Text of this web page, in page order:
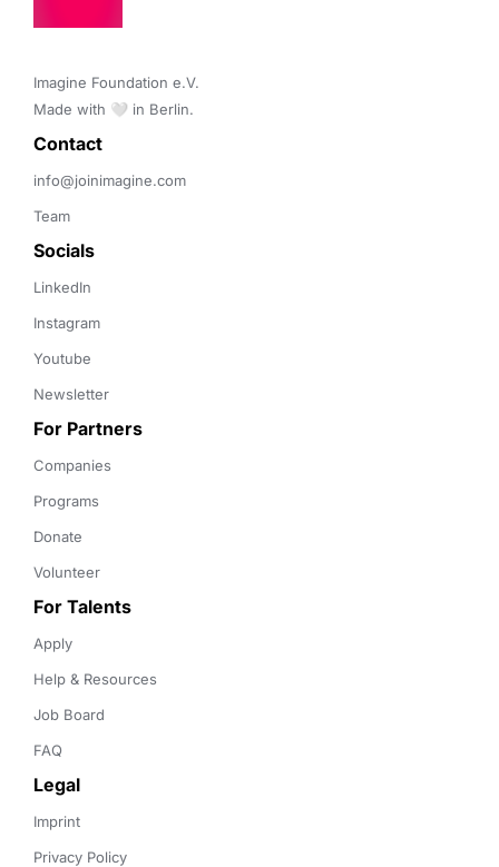
Imagine Foundation e.V.
Made with 🤍 in Berlin.
Contact
info@joinimagine.com
Team
Socials
LinkedIn
Instagram
Youtube
Newsletter
For Partners
Companies
Programs
Donate
Volunteer
For Talents
Apply
Help & Resources
Job Board
FAQ
Legal
Imprint
Privacy Policy